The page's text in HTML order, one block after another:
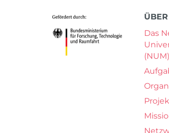
Das
(NUM)